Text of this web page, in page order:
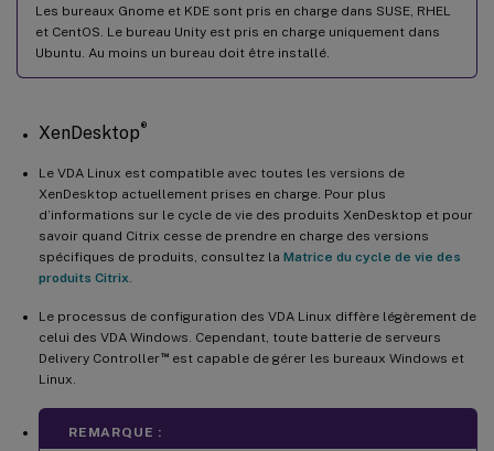
Les bureaux Gnome et KDE sont pris en charge dans SUSE, RHEL
et CentOS. Le bureau Unity est pris en charge uniquement dans
Ubuntu. Au moins un bureau doit être installé.
XenDesktop®
Le VDA Linux est compatible avec toutes les versions de
XenDesktop actuellement prises en charge. Pour plus
d’informations sur le cycle de vie des produits XenDesktop et pour
savoir quand Citrix cesse de prendre en charge des versions
spécifiques de produits, consultez la Matrice du cycle de vie des
produits Citrix
Le processus de configuration des VDA Linux diffère légèrement de
celui des VDA Windows. Cependant, toute batterie de serveurs
Delivery Controller™est capable de gérer les bureaux Windows et
Linux.
REMARQUE :